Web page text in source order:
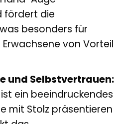
fördert die
besonders für
von Vorteil
und Selbstvertrauen:
ein beeindruckendes
mit Stolz präsentieren